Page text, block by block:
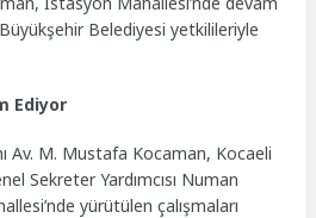
Belediyesi yetkilileriyle
Ediyor
Av. M. Mustafa Kocaman, Kocaeli
Sekreter Yardımcısı Numan
yürütülen çalışmaları